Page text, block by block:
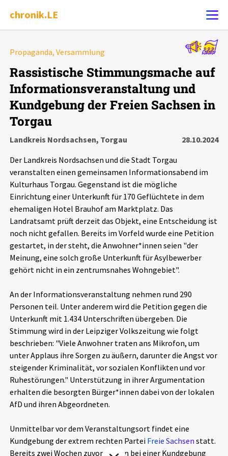
chronik.LE
Ereignis melden
Chronik
Dossiers
Schlaglichter
Phänomene
Aktuelles
Alle Beiträge
Pressemitteilungen
Podcasts
Über uns
Projektbeschreibung
Kontakt
Unterstützer_innen
Spenden
chronik.LE in der Presse
Propaganda, Versammlung
Rassistische Stimmungsmache auf
Informationsveranstaltung und
Kundgebung der Freien Sachsen in
Torgau
Landkreis Nordsachsen, Torgau
28.10.2024
Der Landkreis Nordsachsen und die Stadt Torgau
veranstalten einen gemeinsamen Informationsabend im
Kulturhaus Torgau. Gegenstand ist die mögliche
Einrichtung einer Unterkunft für 170 Geflüchtete in dem
ehemaligen Hotel Brauhof am Marktplatz. Das
Landratsamt prüft derzeit das Objekt, eine Entscheidung ist
noch nicht gefallen. Bereits im Vorfeld wurde eine Petition
gestartet, in der steht, die Anwohner*innen seien "der
Meinung, eine solch große Unterkunft für Asylbewerber
gehört nicht in ein zentrumsnahes Wohngebiet".
An der Informationsveranstaltung nehmen rund 290
Personen teil. Unter anderem wird die Petition gegen die
Unterkunft mit 1.434 Unterschriften übergeben. Die
Stimmung wird in der Leipziger Volkszeitung wie folgt
beschrieben: "Viele Anwohner traten ans Mikrofon, um
unter Applaus ihre Sorgen zu äußern, darunter die Angst vor
steigender Kriminalität, vor sozialen Konflikten und vor
Ruhestörungen." Unterstützung in ihrer Argumentation
erhalten die besorgten Bürger*innen dabei von der lokalen
AfD und ihren Abgeordneten.
Unmittelbar vor dem Veranstaltungsort findet eine
Kundgebung der extrem rechten Partei Freie Sachsen statt.
Bereits zwei Wochen zuvor hatten bei einer Kundgebung
Alle Ereignisse
Ereignisse
Ereignisse Statistik